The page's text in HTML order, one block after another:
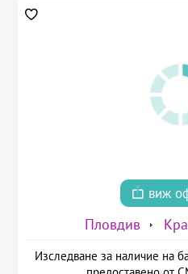
виж
Пловдив
Изследване за наличие на